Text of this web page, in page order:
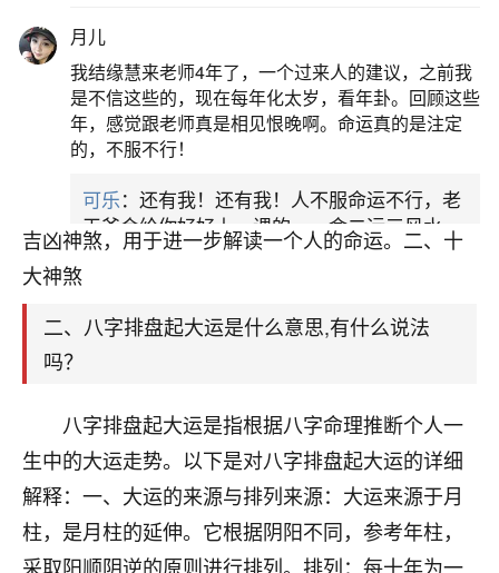
八字：即生辰八字，是一个人出生时的年、
月、日、时的天干地支组合，共八个字。排盘：根
据这八个字，结合阴阳五行等理论，绘制出一个人
的命盘。大运：在八字基础上，以十年为一个周
期，预测一个人不同年龄段的运势变化。神煞：在
八字和大运中，根据特定的组合和规则，判断出的
吉凶神煞，用于进一步解读一个人的命运。二、十
大神煞
二、八字排盘起大运是什么意思,有什么说法
吗？
八字排盘起大运是指根据八字命理推断个人一
生中的大运走势。以下是对八字排盘起大运的详细
解释：一、大运的来源与排列来源：大运来源于月
柱，是月柱的延伸。它根据阴阳不同，参考年柱，
采取阳顺阴逆的原则进行排列。排列：每十年为一
月儿
我结缘慧来老师4年了，一个过来人的建议，之前我
是不信这些的，现在每年化太岁，看年卦。回顾这些
年，感觉跟老师真是相见恨晚啊。命运真的是注定
的，不服不行！
可乐：还有我！还有我！人不服命运不行，老
天爷会给你好好上一课的。一命二运三风水，
哪样不服都不行！
17分钟前 来自湖北
我是做餐饮的，这两年，生意屡屡受挫，店开一家关
一家，要么生意不好，生意好的就出事。前些年攒的
家底快败光了，真是倒霉！我也想找人看看到底怎么
回事？
鹿森：你可以找老师看看，人有时不服命不行